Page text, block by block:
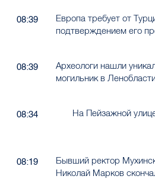
08:39
Европа требует от
подтверждением его
08:39
Археологи нашли
могильник в
08:34 На Пейзажной
08:19
Бывший ректор
Николай Марков